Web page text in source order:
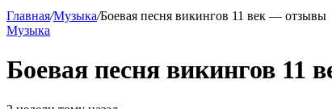
Главная/Музыка/Боевая песня викингов 11 век — отзывы
Музыка
Боевая песня викингов 11